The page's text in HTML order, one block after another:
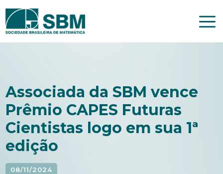
Pular
para
Associada da SBM vence
Prêmio CAPES Futuras
Cientistas logo em sua 1ª
edição
08/11/2024